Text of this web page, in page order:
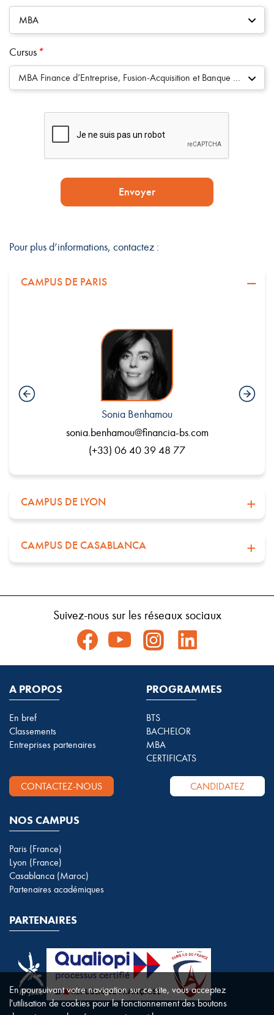
MBA
Cursus *
MBA Finance d’Entreprise, Fusion-Acquisition et Banque d’Affaires
Envoyer
Pour plus d’informations, contactez :
CAMPUS DE PARIS
Sonia Benhamou
sonia.benhamou@financia-bs.com
(+33) 06 40 39 48 77
CAMPUS DE LYON
CAMPUS DE CASABLANCA
Suivez-nous sur les réseaux sociaux
A PROPOS
En bref
Classements
Entreprises partenaires
PROGRAMMES
BTS
BACHELOR
MBA
CERTIFICATS
CONTACTEZ-NOUS CANDIDATEZ
NOS CAMPUS
Paris (France)
Lyon (France)
Casablanca (Maroc)
Partenaires académiques
PARTENAIRES
En poursuivant votre navigation sur ce site, vous acceptez
l'utilisation de cookies pour le fonctionnement des boutons